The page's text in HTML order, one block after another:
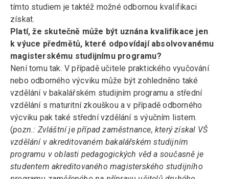
tímto studiem je taktéž možné odbornou kvalifikaci
získat.
Platí, že skutečně může být uznána kvalifikace jen
k výuce předmětů, které odpovídají absolvovanému
magisterskému studijnímu programu?
Není tomu tak. V případě učitele praktického vyučování
nebo odborného výcviku může být zohledněno také
vzdělání v bakalářském studijním programu a střední
vzdělání s maturitní zkouškou a v případě odborného
výcviku pak také střední vzdělání s výučním listem.
(pozn.: Zvláštní je případ zaměstnance, který získal VŠ
vzdělání v akreditovaném bakalářském studijním
programu v oblasti pedagogických věd a současně je
studentem akreditovaného magisterského studijního